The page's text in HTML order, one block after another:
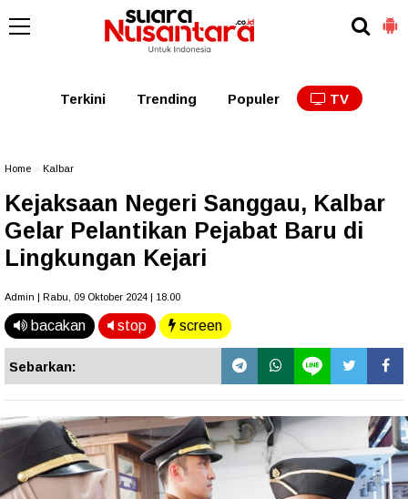
Kalbar Kalteng
Terkini Trending Populer TV
Home Kalbar
Kejaksaan Negeri Sanggau, Kalbar
Gelar Pelantikan Pejabat Baru di
Lingkungan Kejari
Admin | Rabu, 09 Oktober 2024 | 18.00
bacakan stop screen
Sebarkan: